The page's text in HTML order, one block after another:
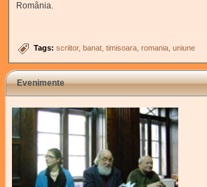
România.
Tags:scriitor banat timisoara romania uniune
Evenimente